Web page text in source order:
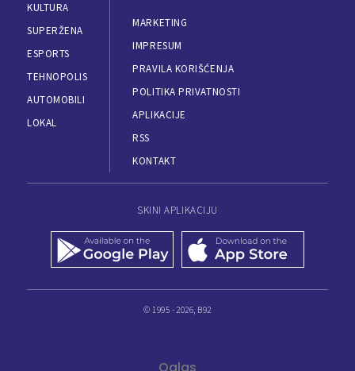
KULTURA
SUPERŽENA
ESPORTS
TEHNOPOLIS
AUTOMOBILI
LOKAL
MARKETING
IMPRESUM
PRAVILA KORIŠĆENJA
POLITIKA PRIVATNOSTI
APLIKACIJE
RSS
KONTAKT
SKINI APLIKACIJU
© 1995 - 2026, B92